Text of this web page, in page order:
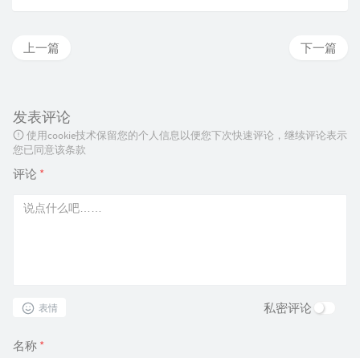
下一篇
上一篇
发表评论
使用cookie技术保留您的个人信息以便您下次快速评论，继续评论表示
您已同意该条款
评论 *
表情 私密评论
名称 *